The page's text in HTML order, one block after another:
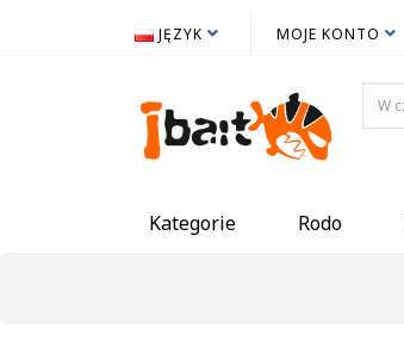
JĘZYK MOJE KONTO
Kategorie Rodo